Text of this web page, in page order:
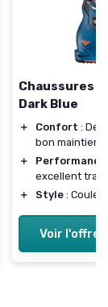
Chaussures
Dark Blue
＋ Confort :
bon maintien
＋
Performance
excellent
＋
Style :
Voir l'offre